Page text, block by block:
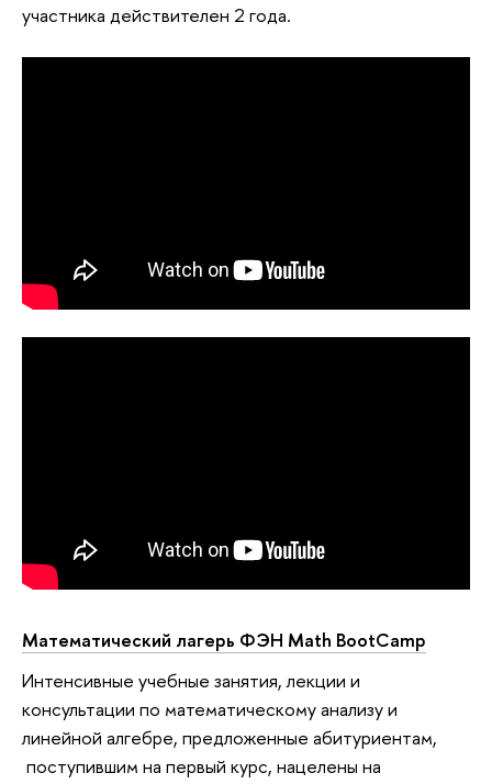
участника действителен 2 года.
Математический лагерь ФЭН Math BootCamp
Интенсивные учебные занятия, лекции и
консультации по математическому анализу и
линейной алгебре, предложенные абитуриентам,
поступившим на первый курс, нацелены на